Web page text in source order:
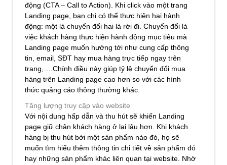
động (CTA – Call to Action). Khi click vào một trang
Landing page, bạn chỉ có thể thực hiện hai hành
động: một là chuyển đổi hai là rời đi. Chuyển đổi là
việc khách hàng thực hiện hành động mục tiêu mà
Landing page muốn hướng tới như cung cấp thông
tin, email, SĐT hay mua hàng trực tiếp ngay trên
trang,….Chính điều này giúp tỷ lệ chuyển đổi mua
hàng trên Landing page cao hơn so với các hình
thức quảng cáo thông thường khác.
Tăng lượng truy cập vào website
Với nội dung hấp dẫn và thu hút sẽ khiến Landing
page giữ chân khách hàng ở lại lâu hơn. Khi khách
hàng bị thu hút bởi một sản phẩm nào đó, họ sẽ
muốn tìm hiểu thêm thông tin chi tiết về sản phẩm đó
hay những sản phẩm khác liên quan tại website. Nhờ